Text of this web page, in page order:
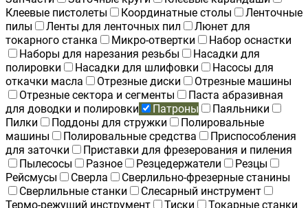
Клеевые пистолеты
Координатные столы
Ленточные
пилы
Ленты для ленточных пил
Люнет для
токарного станка
Микро-отвертки
Набор оснастки
Наборы для нарезания резьбы
Насадки для
полировки
Насадки для шлифовки
Насосы для
откачки масла
Отрезные диски
Отрезные машины
Отрезные сектора и сегменты
Паста абразивная
для доводки и полировки
Патроны
Паяльники
Пилки
Поддоны для стружки
Полировальные
машины
Полировальные средства
Приспособления
для заточки
Приставки для фрезерования и пиления
Пылесосы
Разное Резцедержатели
Резцы
Рейсмусы
Сверла
Сверлильно-фрезерные станины
Сверлильные станки
Слесарный инструмент
Термо-режущий инструмент
Тиски Токарные станки